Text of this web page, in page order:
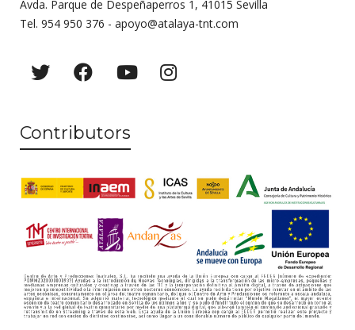
Avda. Parque de Despeñaperros 1, 41015 Sevilla
Tel. 954 950 376 - apoyo@atalaya-tnt.com
Contributors